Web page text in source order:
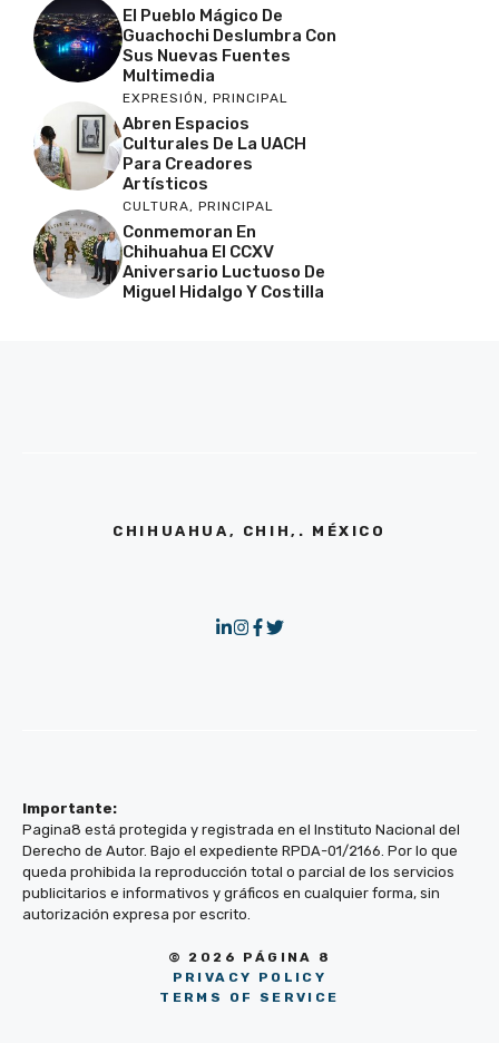
El Pueblo Mágico De
Guachochi Deslumbra Con
Sus Nuevas Fuentes
Multimedia
EXPRESIÓN, PRINCIPAL
Abren Espacios
Culturales De La UACH
Para Creadores
Artísticos
CULTURA, PRINCIPAL
Conmemoran En
Chihuahua El CCXV
Aniversario Luctuoso De
Miguel Hidalgo Y Costilla
CHIHUAHUA, CHIH,. MÉXICO
Importante:
Pagina8 está protegida y registrada en el Instituto Nacional del
Derecho de Autor. Bajo el expediente RPDA-01/2166. Por lo que
queda prohibida la reproducción total o parcial de los servicios
publicitarios e informativos y gráficos en cualquier forma, sin
autorización expresa por escrito.
© 2026 PÁGINA 8
PRIVACY POLICY
TERMS OF SERVICE